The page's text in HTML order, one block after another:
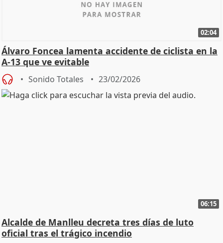
02:04
Álvaro Foncea lamenta accidente de ciclista en la
A-13 que ve evitable
Sonido Totales 23/02/2026
06:15
Alcalde de Manlleu decreta tres días de luto
oficial tras el trágico incendio